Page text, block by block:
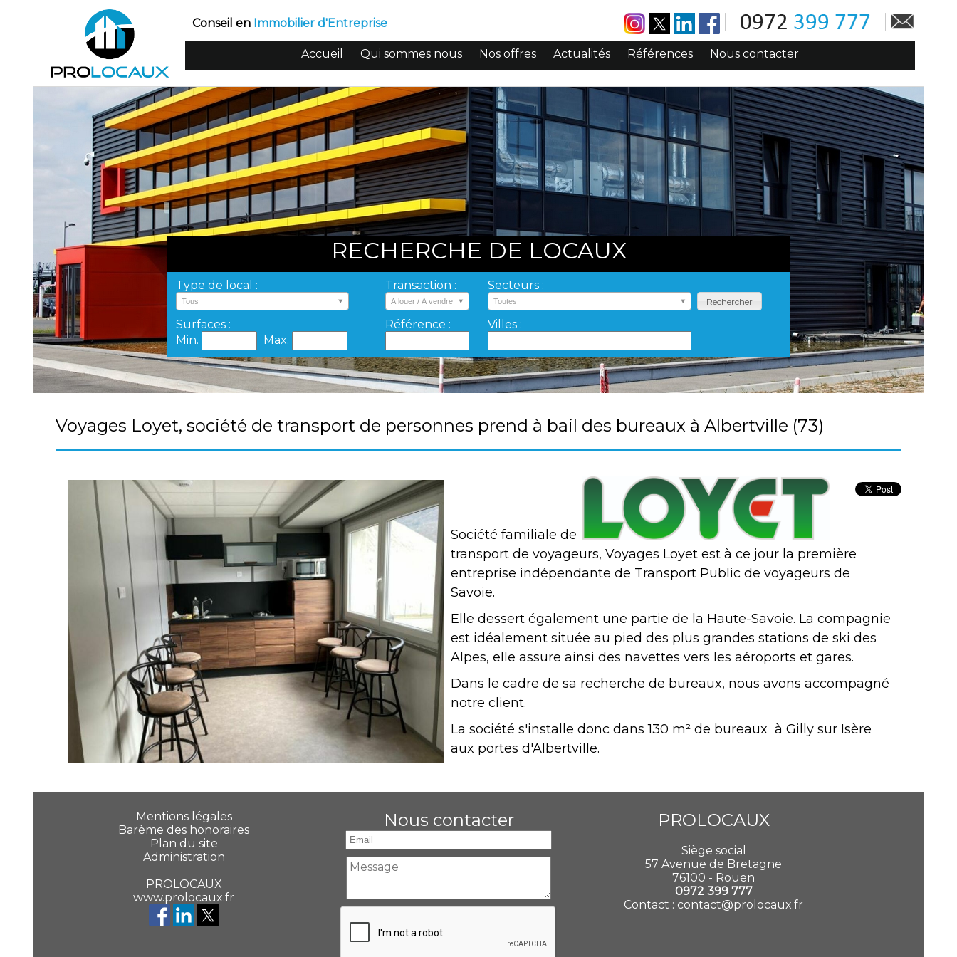
Conseil en Immobilier d'Entreprise
Accueil Qui sommes nous Nos offres Actualités Références Nous contacter
RECHERCHE DE LOCAUX
Type de local :
Tous
Transaction :
A louer / A vendre
Surfaces :
Min.
Max.
Référence :
Secteurs :
Toutes
Villes :
Rechercher
Voyages Loyet, société de transport de personnes prend à bail des bureaux à Albertville (73)
Société familiale de
transport de voyageurs, Voyages Loyet est à ce jour la première
entreprise indépendante de Transport Public de voyageurs de
Savoie.
Elle dessert également une partie de la Haute-Savoie. La compagnie
est idéalement située au pied des plus grandes stations de ski des
Alpes, elle assure ainsi des navettes vers les aéroports et gares.
Dans le cadre de sa recherche de bureaux, nous avons accompagné
notre client.
La société s'installe donc dans 130 m² de bureaux àGilly sur Isère
aux portes d'Albertville.
Mentions légales
Barème des honoraires
Plan du site
Administration
PROLOCAUX
www.prolocaux.fr
Nous contacter PROLOCAUX
Siège social
57 Avenue de Bretagne
76100 - Rouen
0972 399 777
Contact : contact@prolocaux.fr